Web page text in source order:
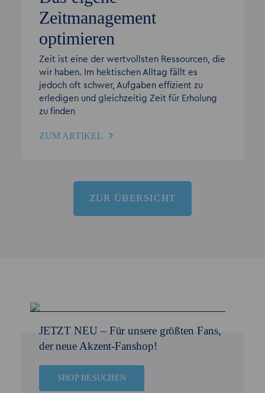
Zeitmanagement
optimieren
Zeit ist eine der wertvollsten Ressourcen, die
wir haben. Im hektischen Alltag fällt es
jedoch oft schwer, Aufgaben effizient zu
erledigen und gleichzeitig Zeit für Erholung
zu finden
ZUM ARTIKEL
ZUR ÜBERSICHT
JETZT NEU – Für unsere größten Fans,
der neue Akzent-Fanshop!
SHOP BESUCHEN